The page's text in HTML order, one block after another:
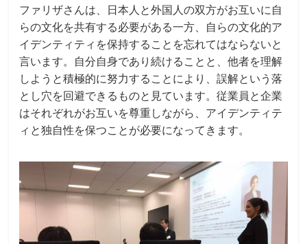
ファリザさんは、日本人と外国人の双方がお互いに自
らの文化を共有する必要がある一方、自らの文化的ア
イデンティティを保持することを忘れてはならないと
言います。自分自身であり続けることと、他者を理解
しようと積極的に努力することにより、誤解という落
とし穴を回避できるものと見ています。従業員と企業
はそれぞれがお互いを尊重しながら、アイデンティテ
ィと独自性を保つことが必要になってきます。